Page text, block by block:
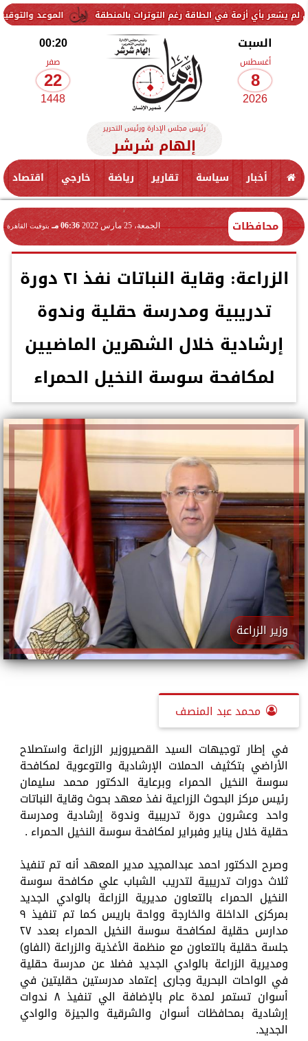
الموعد والتوقيت.. تفاصيل في الطاقة رغم التوترات بالمنطقة
السبت
أغسطس
8
2026
00:20
صفر
22
1448
رئيس مجلس الإدارة ورئيس التحرير
إلهام شرشر
أخبار سياسة تقارير رياضة خارجي اقتصاد
محافظات الجمعة، 25 مارس 2022 06:36 مـ بتوقيت القاهرة
الزراعة: وقاية النباتات نفذ ٢١ دورة
تدريبية ومدرسة حقلية وندوة
إرشادية خلال الشهرين الماضيين
لمكافحة سوسة النخيل الحمراء
وزير الزراعة
محمد عبد المنصف
في إطار توجيهات السيد القصيروزير الزراعة واستصلاح
الأراضي بتكثيف الحملات الإرشادية والتوعوية لمكافحة
سوسة النخيل الحمراء وبرعاية الدكتور محمد سليمان
رئيس مركز البحوث الزراعية نفذ معهد بحوث وقاية النباتات
واحد وعشرون دورة تدريبية وندوة إرشادية ومدرسة
حقلية خلال يناير وفبراير لمكافحة سوسة النخيل الحمراء .
وصرح الدكتور احمد عبدالمجيد مدير المعهد أنه تم تنفيذ
ثلاث دورات تدريبية لتدريب الشباب علي مكافحة سوسة
النخيل الحمراء بالتعاون مديرية الزراعة بالوادي الجديد
بمركزى الداخلة والخارجة وواحة باريس كما تم تنفيذ ٩
مدارس حقلية لمكافحة سوسة النخيل الحمراء بعدد ٢٧
جلسة حقلية بالتعاون مع منظمة الأغذية والزراعة (الفاو)
ومديرية الزراعة بالوادي الجديد فضلا عن مدرسة حقلية
في الواحات البحرية وجارى إعتماد مدرستين حقليتين في
أسوان تستمر لمدة عام بالإضافة الي تنفيذ ٨ ندوات
إرشادية بمحافظات أسوان والشرقية والجيزة والوادي
الجديد.